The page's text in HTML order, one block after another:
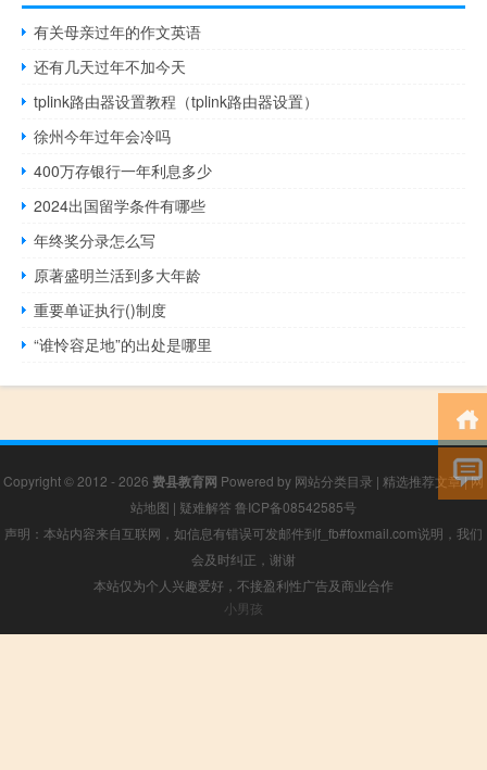
有关母亲过年的作文英语
还有几天过年不加今天
tplink路由器设置教程（tplink路由器设置）
徐州今年过年会冷吗
400万存银行一年利息多少
2024出国留学条件有哪些
年终奖分录怎么写
原著盛明兰活到多大年龄
重要单证执行()制度
“谁怜容足地”的出处是哪里
Copyright © 2012 - 2026 费县教育网 Powered by 网站分类目录 | 精选推荐文章|网
站地图 | 疑难解答 鲁ICP备08542585号
声明：本站内容来自互联网，如信息有错误可发邮件到f_fb#foxmail.com说明，我们
会及时纠正，谢谢
本站仅为个人兴趣爱好，不接盈利性广告及商业合作
小男孩